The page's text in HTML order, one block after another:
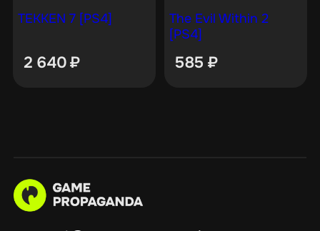
TEKKEN 7 [PS4]
2 640₽
The Evil Within 2
[PS4]
585 ₽